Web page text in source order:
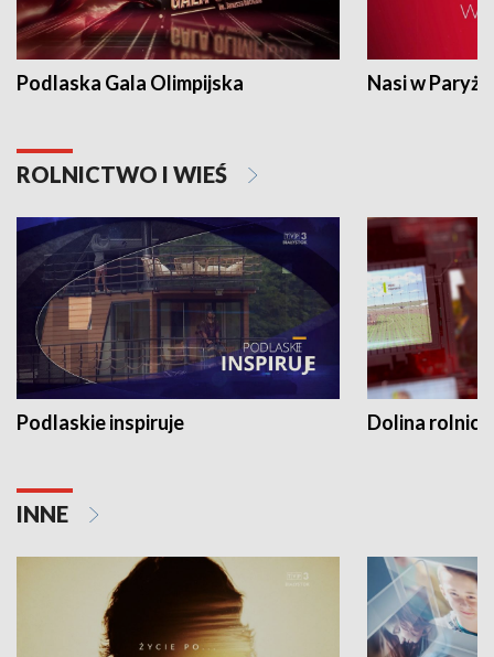
Podlaska Gala Olimpijska Nasi w Paryżu
ROLNICTWO I WIEŚ
Podlaskie inspiruje Dolina
INNE